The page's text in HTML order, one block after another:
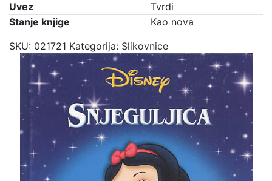
Uvez
Tvrdi
Stanje knjige
Kao nova
SKU: 021721 Kategorija: Slikovnice